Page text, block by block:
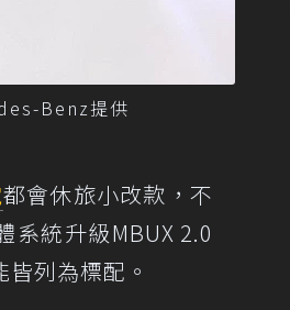
Benz提供
都會休旅小改款，不
系統升級MBUX 2.0
列為標配。